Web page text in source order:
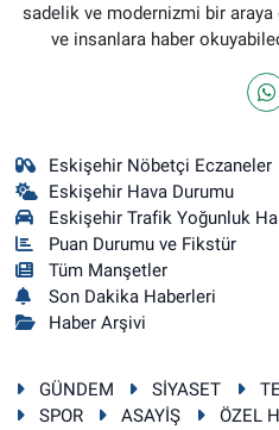
sadelik ve modernizmi bir araya
ve insanlara haber
Eskişehir Nöbetçi Eczaneler
Eskişehir Hava Durumu
Eskişehir Trafik Yoğunluk
Puan Durumu ve Fikstür
Tüm Manşetler
Son Dakika Haberleri
Haber Arşivi
GÜNDEM SİYASET
SPOR
ASAYİŞ ÖZEL